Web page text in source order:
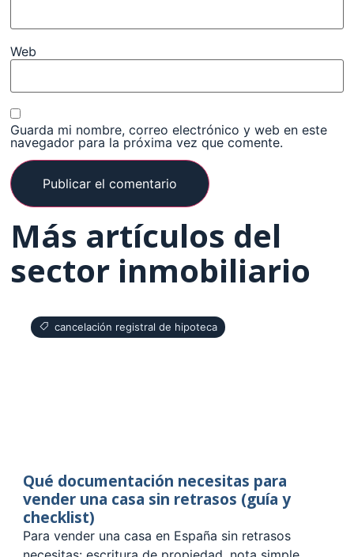
Web
Guarda mi nombre, correo electrónico y web en este
navegador para la próxima vez que comente.
Más artículos del
sector inmobiliario
cancelación registral de hipoteca
Qué documentación necesitas para
vender una casa sin retrasos (guía y
checklist)
Para vender una casa en España sin retrasos